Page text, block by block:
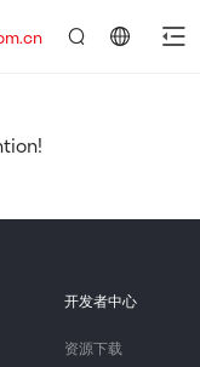
开发者中心
资源下载